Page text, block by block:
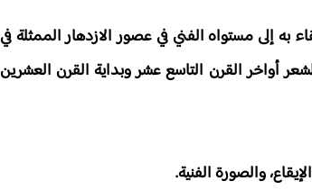
به إلى مستواه الفني في عصور الازدهار الممثلة في
أواخر القرن التاسع عشر وبداية القرن العشرين
والصورة الفنية.